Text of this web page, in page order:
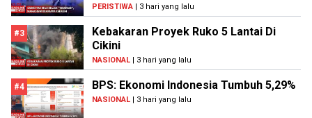
PERISTIWA | 3 hari yang lalu
#3
Kebakaran Proyek Ruko 5 Lantai Di
Cikini
NASIONAL | 3 hari yang lalu
#4 BPS: Ekonomi Indonesia Tumbuh 5,29%
NASIONAL | 3 hari yang lalu